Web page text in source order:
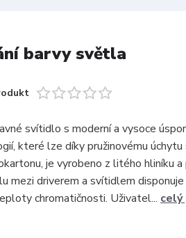
barvy světla
svítidlo s moderní a vysoce
které lze díky pružinovému
je vyrobeno z litého hliníku
mezi driverem a svítidlem
chromatičnosti. Uživatel... celý